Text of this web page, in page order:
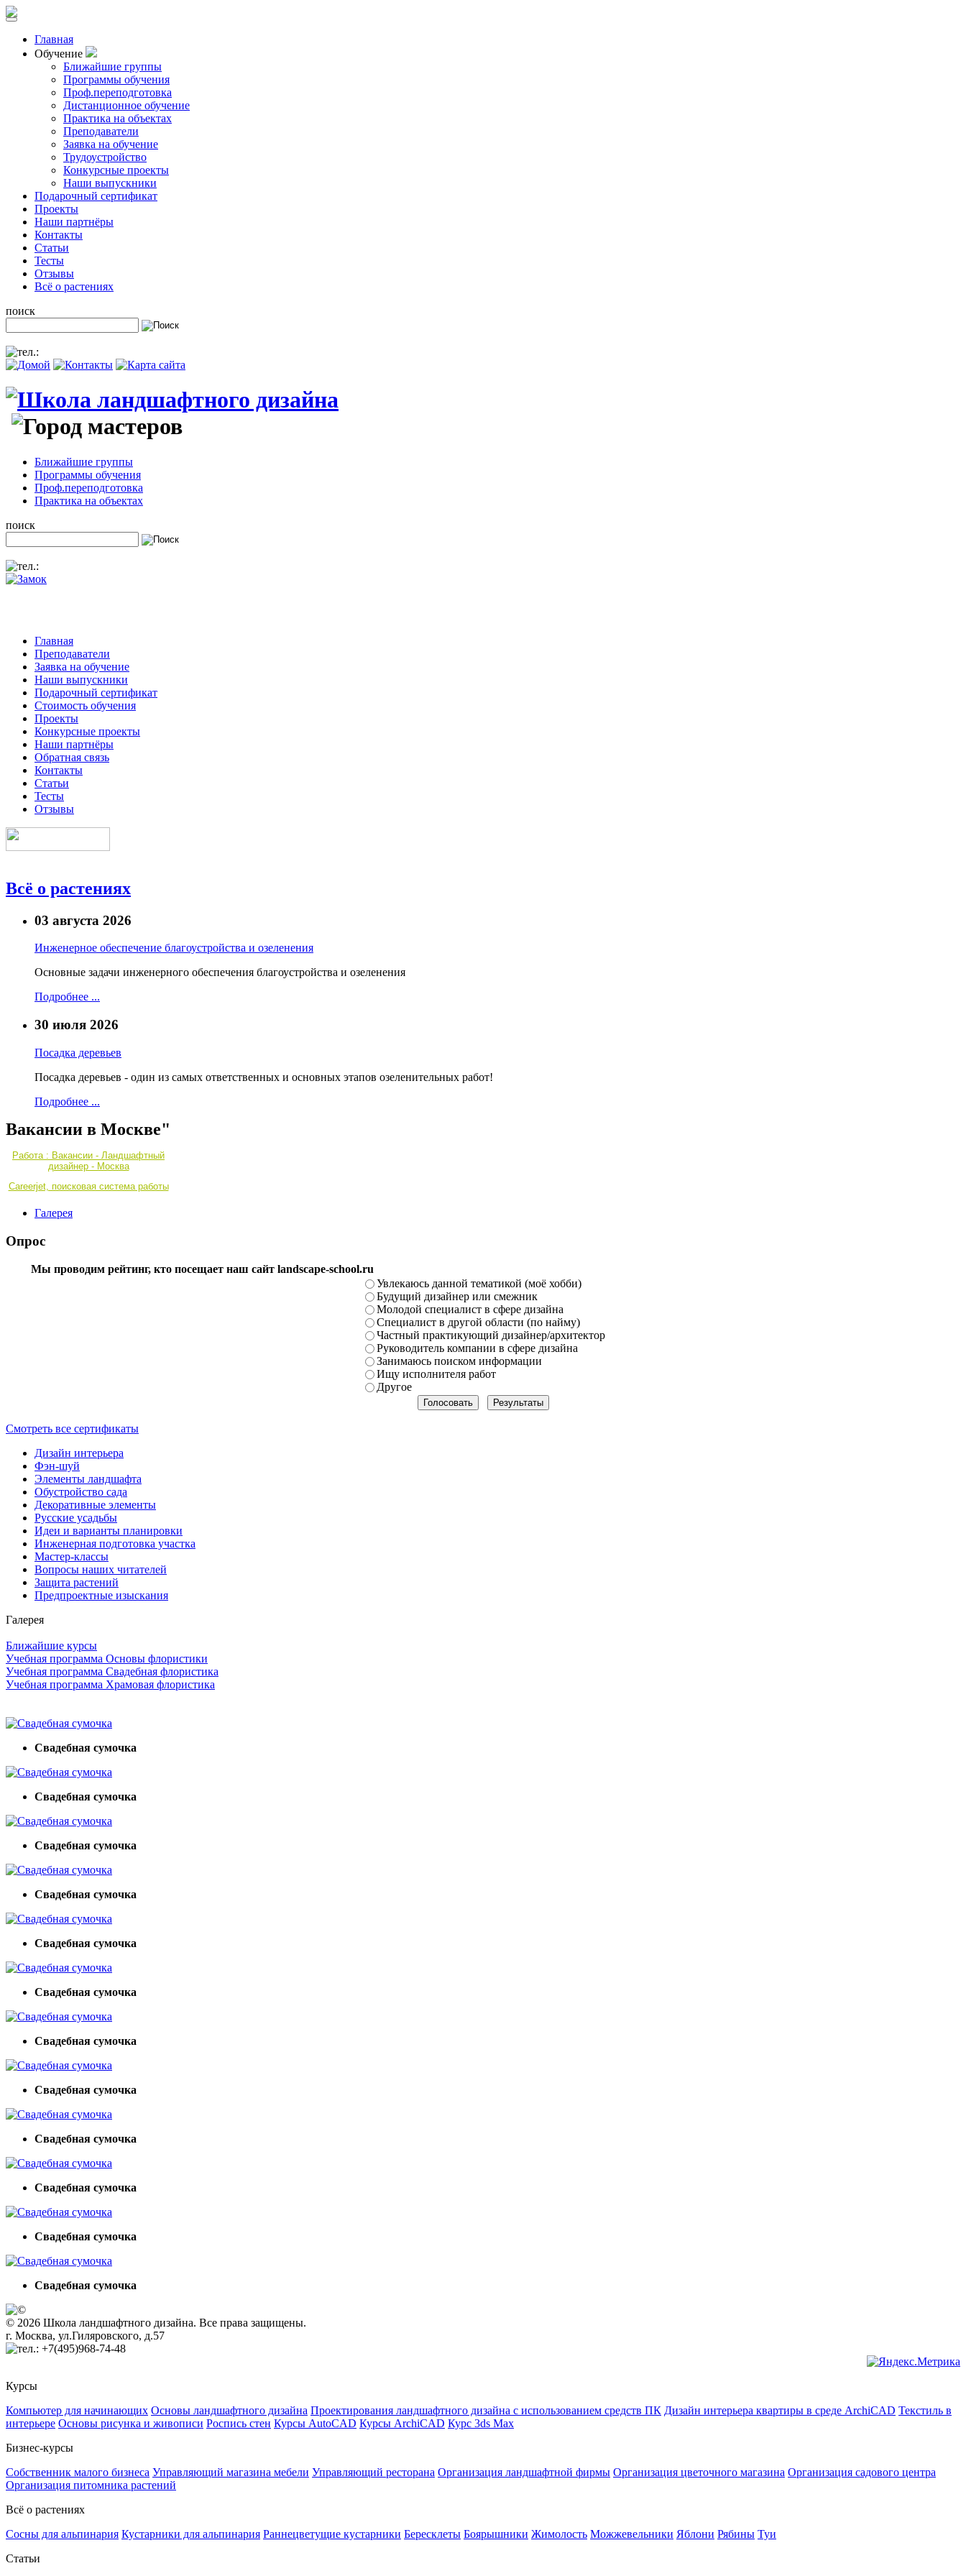
Главная
Обучение
Ближайшие группы
Программы обучения
Проф.переподготовка
Дистанционное обучение
Практика на объектах
Преподаватели
Заявка на обучение
Трудоустройство
Конкурсные проекты
Наши выпускники
Подарочный сертификат
Проекты
Наши партнёры
Контакты
Статьи
Тесты
Отзывы
Всё о растениях
поиск
Ближайшие группы
Программы обучения
Проф.переподготовка
Практика на объектах
поиск
Главная
Преподаватели
Заявка на обучение
Наши выпускники
Подарочный сертификат
Стоимость обучения
Проекты
Конкурсные проекты
Наши партнёры
Обратная связь
Контакты
Статьи
Тесты
Отзывы
Всё о растениях
03 августа 2026
Инженерное обеспечение благоустройства и озеленения
Основные задачи инженерного обеспечения благоустройства и озеленения
Подробнее ...
30 июля 2026
Посадка деревьев
Посадка деревьев - один из самых ответственных и основных этапов озеленительных работ!
Подробнее ...
Вакансии в Москве"
Работа : Вакансии - Ландшафтный
дизайнер - Москва
Careerjet, поисковая система работы
Галерея
Опрос
Мы проводим рейтинг, кто посещает наш сайт landscape-school.ru
Увлекаюсь данной тематикой (моё хобби)
Будущий дизайнер или смежник
Молодой специалист в сфере дизайна
Специалист в другой области (по найму)
Частный практикующий дизайнер/архитектор
Руководитель компании в сфере дизайна
Занимаюсь поиском информации
Ищу исполнителя работ
Другое
Смотреть все сертификаты
Дизайн интерьера
Фэн-шуй
Элементы ландшафта
Обустройство сада
Декоративные элементы
Русские усадьбы
Идеи и варианты планировки
Инженерная подготовка участка
Мастер-классы
Вопросы наших читателей
Защита растений
Предпроектные изыскания
Галерея
Ближайшие курсы
Учебная программа Основы флористики
Учебная программа Свадебная флористика
Учебная программа Храмовая флористика
Свадебная сумочка
Свадебная сумочка
Свадебная сумочка
Свадебная сумочка
Свадебная сумочка
Свадебная сумочка
Свадебная сумочка
Свадебная сумочка
Свадебная сумочка
Свадебная сумочка
Свадебная сумочка
Свадебная сумочка
© 2026 Школа ландшафтного дизайна. Все права защищены.
г. Москва, ул.Гиляровского, д.57
+7(495)968-74-48
Курсы
Компьютер для начинающих Основы ландшафтного дизайна Проектирования ландшафтного дизайна с использованием средств ПК Дизайн интерьера квартиры в среде ArchiCAD Текстиль в
интерьере Основы рисунка и живописи Роспись стен Курсы AutoCAD Курсы ArchiCAD Курс 3ds Max
Бизнес-курсы
Собственник малого бизнеса Управляющий магазина мебели Управляющий ресторана Организация ландшафтной фирмы Организация цветочного магазина Организация садового центра
Организация питомника растений
Всё о растениях
Сосны для альпинария Кустарники для альпинария Раннецветущие кустарники Бересклеты Боярышники Жимолость Можжевельники Яблони Рябины Туи
Статьи